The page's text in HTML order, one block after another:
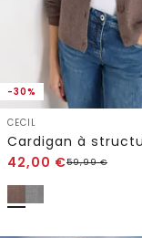
-30%
CECIL
42,00 €59,99€